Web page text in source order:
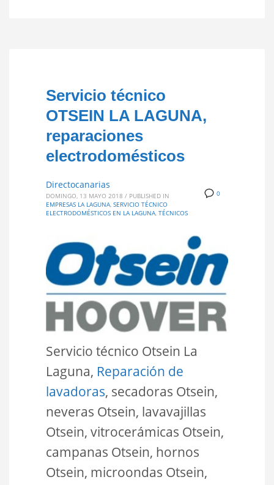
Servicio técnico
OTSEIN LA LAGUNA,
reparaciones
electrodomésticos
0
Directocanarias
DOMINGO, 13 MAYO 2018 / PUBLISHED IN
EMPRESAS LA LAGUNA SERVICIO TÉCNICO
ELECTRODOMÉSTICOS EN LA LAGUNA TÉCNICOS
Servicio técnico Otsein La
Laguna, Reparación de
lavadoras, secadoras Otsein,
neveras Otsein, lavavajillas
Otsein, vitrocerámicas Otsein,
campanas Otsein, hornos
Otsein, microondas Otsein,